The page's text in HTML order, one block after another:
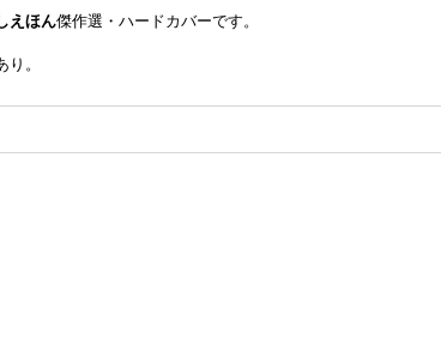
えほん傑作選・ハードカバーです。
。